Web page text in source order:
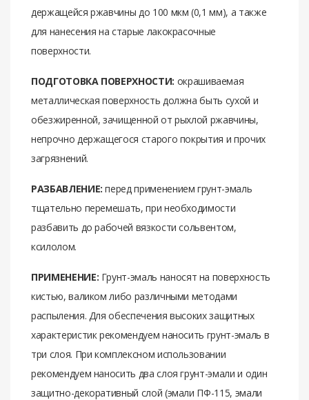
держащейся ржавчины до 100 мкм (0,1 мм), а также
для нанесения на старые лакокрасочные
поверхности.
ПОДГОТОВКА ПОВЕРХНОСТИ: окрашиваемая
металлическая поверхность должна быть сухой и
обезжиренной, зачищенной от рыхлой ржавчины,
непрочно держащегося старого покрытия и прочих
загрязнений.
РАЗБАВЛЕНИЕ:перед применением грунт-эмаль
тщательно перемешать, при необходимости
разбавить до рабочей вязкости сольвентом,
ксилолом.
ПРИМЕНЕНИЕ: Грунт-эмаль наносят на поверхность
кистью, валиком либо различными методами
распыления. Для обеспечения высоких защитных
характеристик рекомендуем наносить грунт-эмаль в
три слоя. При комплексном использовании
рекомендуем наносить два слоя грунт-эмали и один
защитно-декоративный слой (эмали ПФ-115, эмали